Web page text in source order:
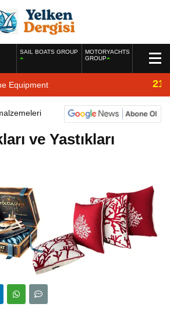
SAIL BOATS GROUP
MOTORYACHTS
GROUP
Equipment
ve Yastıkları